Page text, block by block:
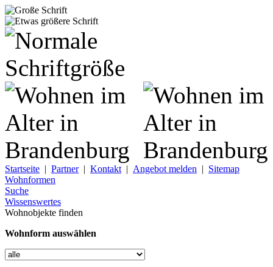
Startseite | Partner| Kontakt | Angebot melden | Sitemap
Wohnformen
Suche
Wissenswertes
Wohnobjekte finden
Wohnform auswählen